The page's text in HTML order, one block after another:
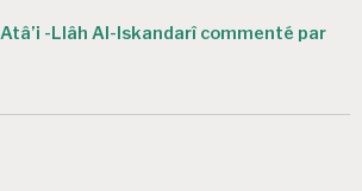
-Llâh Al-Iskandarî commenté par